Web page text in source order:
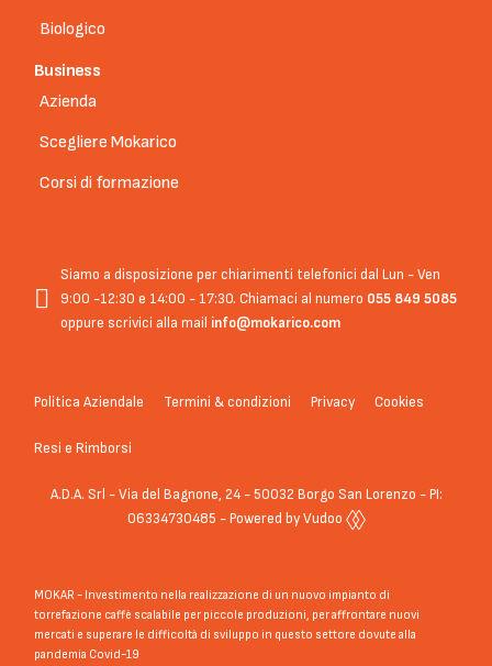
Biologico
Business
Azienda
Scegliere Mokarico
Corsi di formazione
Siamo a disposizione per chiarimenti telefonici dal Lun - Ven
9:00 -12:30 e 14:00 - 17:30. Chiamaci al numero 055 849 5085
oppure scrivici alla mail info@mokarico.com
Politica Aziendale Termini & condizioni Privacy Cookies
Resi e Rimborsi
A.D.A. Srl - Via del Bagnone, 24 - 50032 Borgo San Lorenzo - PI:
06334730485 - Powered by Vudoo
MOKAR - Investimento nella realizzazione di un nuovo impianto di
torrefazione caffè scalabile per piccole produzioni, per affrontare nuovi
mercati e superare le difficoltà di sviluppo in questo settore dovute alla
pandemia Covid-19